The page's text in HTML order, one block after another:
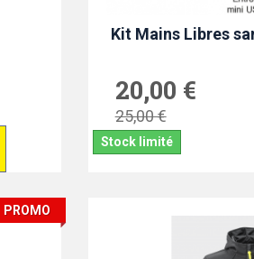
Kit Mains Libres
20,00 €
25,00 €
Stock limité
PROMO